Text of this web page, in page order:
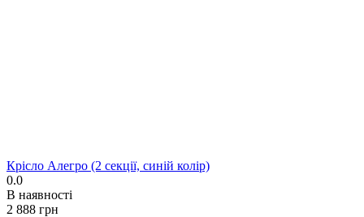
Крісло Алегро (2 секції, синій колір)
0.0
В наявності
‍2 888‍ грн